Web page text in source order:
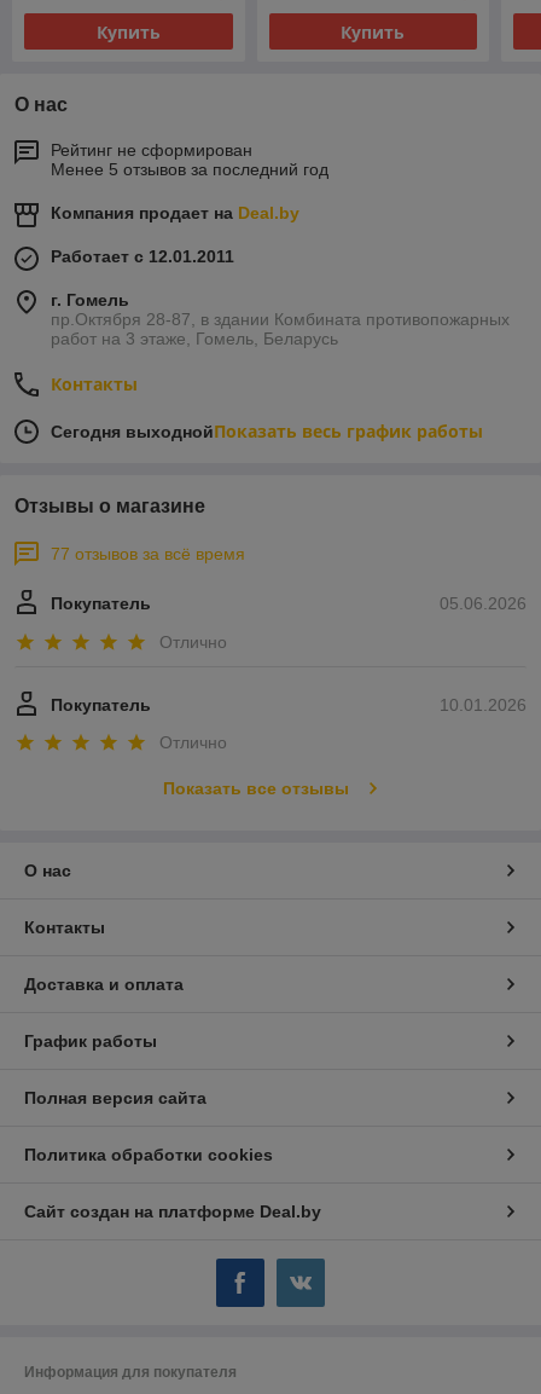
Купить Купить
О нас
Рейтинг не сформирован
Менее 5 отзывов за последний год
Компания продает на Deal.by
Работает с 12.01.2011
г. Гомель
пр.Октября 28-87, в здании Комбината противопожарных
работ на 3 этаже, Гомель, Беларусь
Контакты
Сегодня выходнойПоказать весь график работы
Отзывы о магазине
77 отзывов за всё время
05.06.2026
Покупатель
Отлично
10.01.2026
Покупатель
Отлично
Показать все отзывы
О нас
Контакты
Доставка и оплата
График работы
Полная версия сайта
Политика обработки cookies
Сайт создан на платформе Deal.by
Информация для покупателя